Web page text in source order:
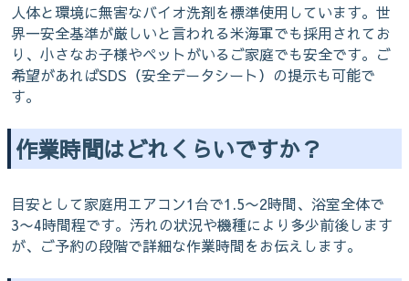
人体と環境に無害なバイオ洗剤を標準使用しています。世
界一安全基準が厳しいと言われる米海軍でも採用されてお
り、小さなお子様やペットがいるご家庭でも安全です。ご
希望があればSDS（安全データシート）の提示も可能で
す。
作業時間はどれくらいですか？
目安として家庭用エアコン1台で1.5〜2時間、浴室全体で
3〜4時間程です。汚れの状況や機種により多少前後します
が、ご予約の段階で詳細な作業時間をお伝えします。